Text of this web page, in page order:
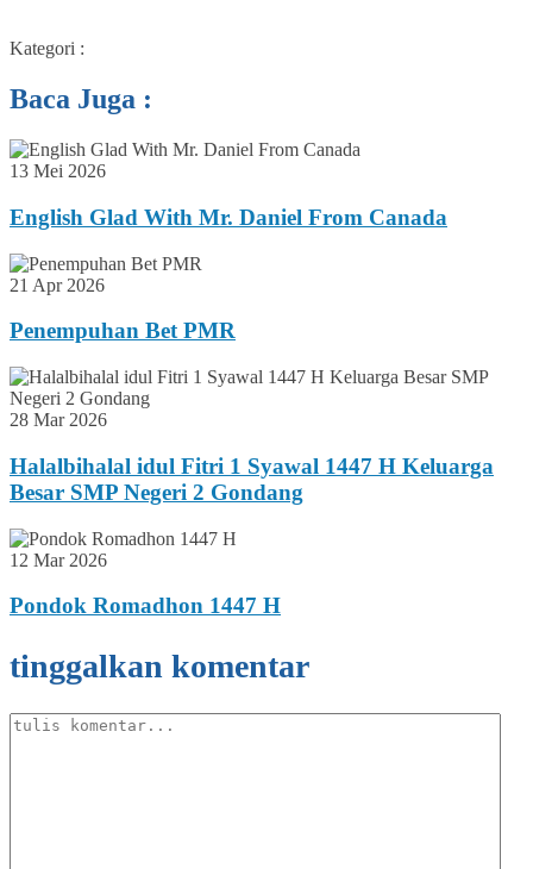
Kategori :
Baca Juga :
13 Mei 2026
English Glad With Mr. Daniel From Canada
21 Apr 2026
Penempuhan Bet PMR
28 Mar 2026
Halalbihalal idul Fitri 1 Syawal 1447 H Keluarga
Besar SMP Negeri 2 Gondang
12 Mar 2026
Pondok Romadhon 1447 H
tinggalkan komentar